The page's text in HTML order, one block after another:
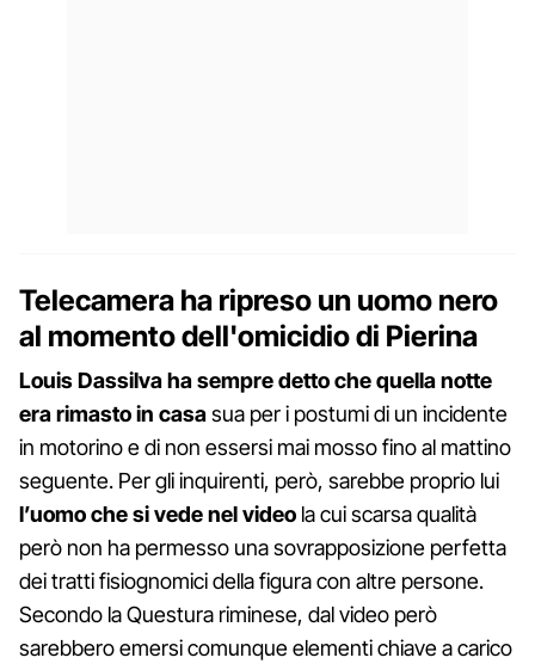
Telecamera ha ripreso un uomo nero
al momento dell'omicidio di Pierina
Louis Dassilva ha sempre detto che quella notte
era rimasto in casasua per i postumi di un incidente
in motorino e di non essersi mai mosso fino al mattino
seguente. Per gli inquirenti, però, sarebbe proprio lui
l’uomo che si vede nel video la cui scarsa qualità
però non ha permesso una sovrapposizione perfetta
dei tratti fisiognomici della figura con altre persone.
Secondo la Questura riminese, dal video però
sarebbero emersi comunque elementi chiave a carico